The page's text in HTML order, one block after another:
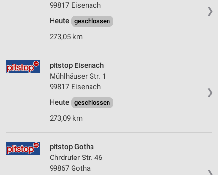
❯
99817 Eisenach
Heute
geschlossen
273,05 km
❯
pitstop Eisenach
Mühlhäuser Str. 1
99817 Eisenach
Heute
geschlossen
273,09 km
pitstop Gotha
Ohrdrufer Str. 46
99867 Gotha